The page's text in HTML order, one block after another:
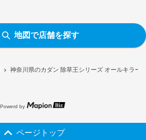
神奈川県のカダン 除草王シリーズ オールキラー
地図で店舗を探す
Powerd by
ページトップ